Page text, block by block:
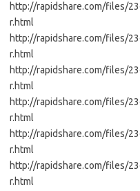
http://rapidshare.com/files/
r.html
http://rapidshare.com/files/
r.html
http://rapidshare.com/files/
r.html
http://rapidshare.com/files/
r.html
http://rapidshare.com/files/
r.html
http://rapidshare.com/files/
r.html